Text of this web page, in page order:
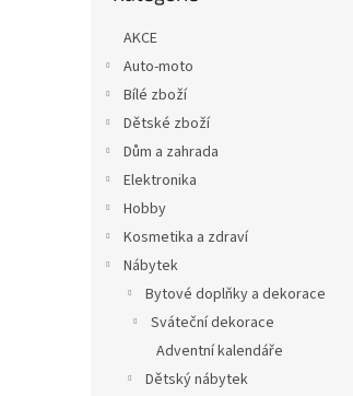
AKCE
Auto-moto
Bílé zboží
Dětské zboží
Dům a zahrada
Elektronika
Hobby
Kosmetika a zdraví
Nábytek
Bytové doplňky a dekorace
Sváteční dekorace
Adventní kalendáře
Dětský nábytek